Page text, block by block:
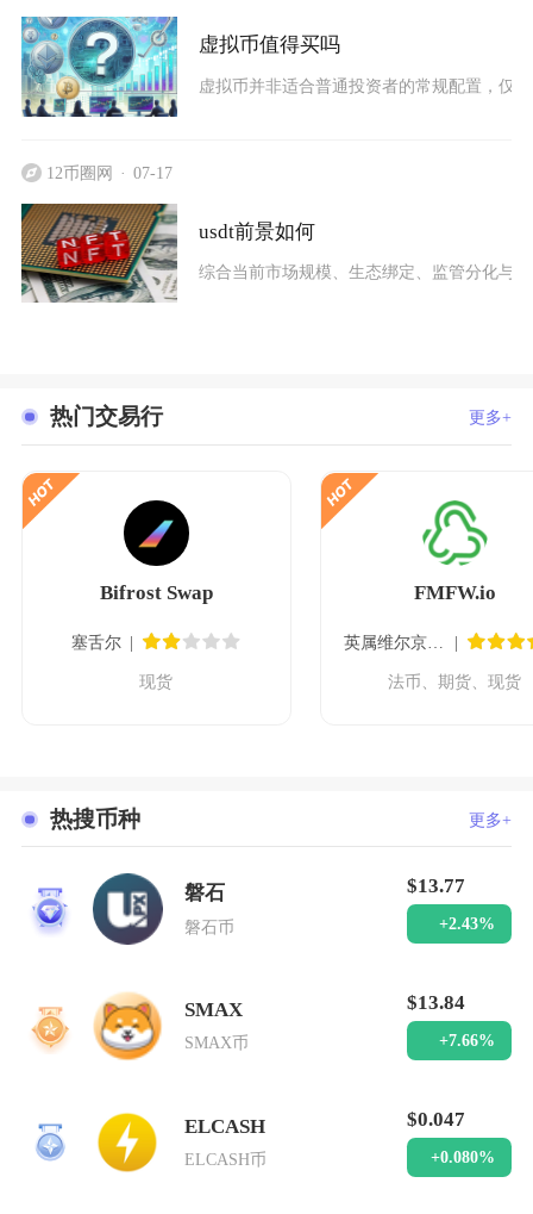
虚拟币值得买吗
虚拟币并非适合普通投资者的常规配置，仅
12币圈网 07-17
usdt前景如何
综合当前市场规模、生态绑定、监管分化与
热门交易行 更多+
Bifrost Swap
塞舌尔
现货
FMFW.io
法币、期货、现货
热搜币种 更多+
1
磐石
磐石币
$13.77
+2.43%
2
SMAX
SMAX币
$13.84
+7.66%
3
ELCASH
ELCASH币
$0.047
+0.080%